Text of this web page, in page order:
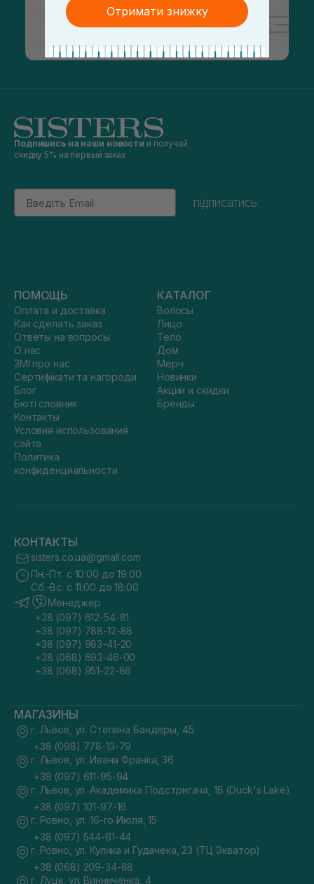
Подпишись на наши новости и получай
скидку 5% на первый заказ
Email
підписатись
ПОМОЩЬ
Оплата и доставка
Как сделать заказ
Ответы на вопросы
О нас
ЗМІ про нас
Сертифікати та нагороди
Блог
Бюті словник
Контакты
Условия использования
сайта
Политика
конфиденциальности
КАТАЛОГ
Волосы
Лицо
Тело
Дом
Мерч
Новинки
Акции и скидки
Бренды
КОНТАКТЫ
sisters.co.ua@gmail.com
Пн.-Пт. с 10:00 до 19:00
Сб.-Вс. с 11:00 до 18:00
Менеджер
+38 (097) 612-54-81
+38 (097) 788-12-88
+38 (097) 983-41-20
+38 (068) 693-46-00
+38 (068) 951-22-86
МАГАЗИНЫ
г. Львов, ул. Степана Бандеры, 45
+38 (098) 778-13-79
г. Львов, ул. Ивана Франка, 36
+38 (097) 611-95-94
г. Львов, ул. Академика Подстригача, 1В (Duck's Lake)
+38 (097) 101-97-16
г. Ровно, ул. 16-го Июля, 15
+38 (097) 544-61-44
г. Ровно, ул. Кулика и Гудачека, 23 (ТЦ Экватор)
+38 (068) 209-34-88
г. Луцк, ул. Винниченка, 4
Отримати знижку